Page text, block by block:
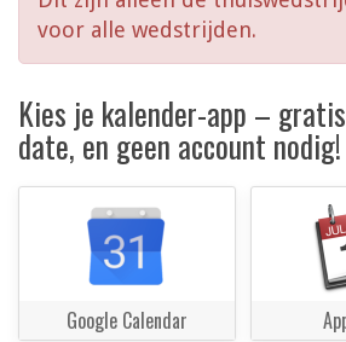
voor alle wedstrijden.
Kies je kalender-app –
date, en geen account nodig!
Google Calendar